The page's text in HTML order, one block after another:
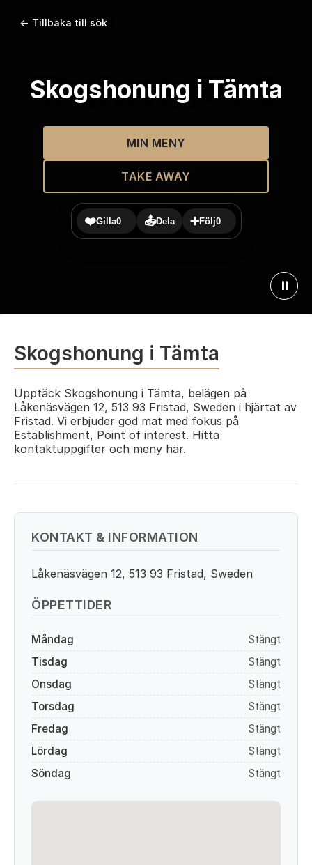
← Tillbaka till sök
Skogshonung i Tämta
MIN MENY
TAKE AWAY
❤️Gilla0 📤Dela ➕Följ0
⏸
Skogshonung i Tämta
Upptäck Skogshonung i Tämta, belägen på
Låkenäsvägen 12, 513 93 Fristad, Sweden i hjärtat av
Fristad. Vi erbjuder god mat med fokus på
Establishment, Point of interest. Hitta
kontaktuppgifter och meny här.
KONTAKT & INFORMATION
Låkenäsvägen 12, 513 93 Fristad, Sweden
ÖPPETTIDER
Måndag
Stängt
Tisdag
Stängt
Onsdag
Stängt
Torsdag
Stängt
Fredag
Stängt
Lördag
Stängt
Söndag
Stängt